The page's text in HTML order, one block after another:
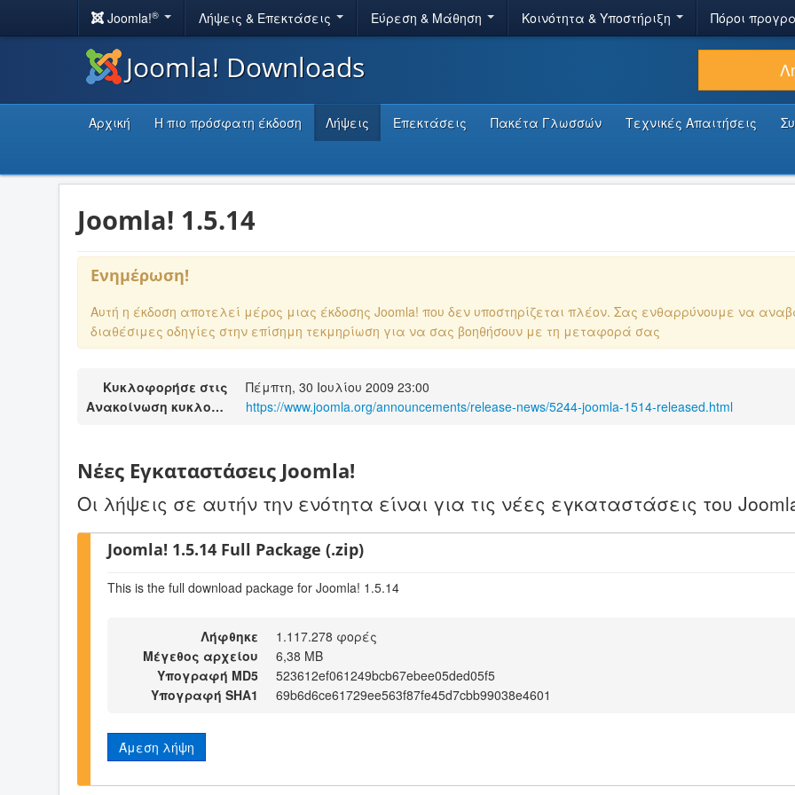
Joomla!® Λήψεις & Επεκτάσεις Εύρεση & Μάθηση Κοινότητα & Υποστήριξη Πόροι
Joomla! Downloads
Αρχική Η πιο πρόσφατη έκδοση Λήψεις Επεκτάσεις Πακέτα Γλωσσών Τεχνικές Απαιτήσεις
Joomla! 1.5.14
Ενημέρωση!
Αυτή η έκδοση αποτελεί μέρος μιας έκδοσης Joomla! που δεν υποστηρίζεται πλέον. Σας ενθαρρύνουμε να
διαθέσιμες οδηγίες στην επίσημη τεκμηρίωση για να σας βοηθήσουν με τη μεταφορά σας
Κυκλοφορήσε στις
Πέμπτη, 30 Ιουλίου 2009 23:00
Ανακοίνωση κυκλοφορίας
https://www.joomla.org/announcements/release-news/5244-joomla-1514-released.html
Νέες Εγκαταστάσεις Joomla!
Οι λήψεις σε αυτήν την ενότητα είναι για τις νέες εγκαταστάσεις του
Joomla! 1.5.14 Full Package (.zip)
This is the full download package for Joomla! 1.5.14
Λήφθηκε
1.117.278 φορές
Μέγεθος αρχείου
6,38 MB
Υπογραφή MD5
523612ef061249bcb67ebee05ded05f5
Υπογραφή SHA1
69b6d6ce61729ee563f87fe45d7cbb99038e4601
Άμεση λήψη